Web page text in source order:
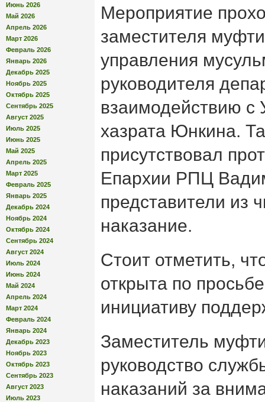
Июнь 2026
Май 2026
Апрель 2026
Март 2026
Февраль 2026
Январь 2026
Декабрь 2025
Ноябрь 2025
Октябрь 2025
Сентябрь 2025
Август 2025
Июль 2025
Июнь 2025
Май 2025
Апрель 2025
Март 2025
Февраль 2025
Январь 2025
Декабрь 2024
Ноябрь 2024
Октябрь 2024
Сентябрь 2024
Август 2024
Июль 2024
Июнь 2024
Май 2024
Апрель 2024
Март 2024
Февраль 2024
Январь 2024
Декабрь 2023
Ноябрь 2023
Октябрь 2023
Сентябрь 2023
Август 2023
Июль 2023
Мероприятие
заместителя
управления
руководителя
взаимодействию
хазрата Юнкина.
присутствовал
Епархии РПЦ
представители из
наказание.
Стоит отметить,
открыта по
инициативу
Заместитель
руководство
наказаний за